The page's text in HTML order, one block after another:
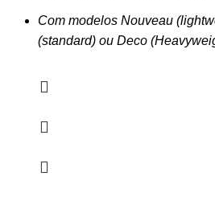
Com modelos Nouveau
(standard) ou Deco